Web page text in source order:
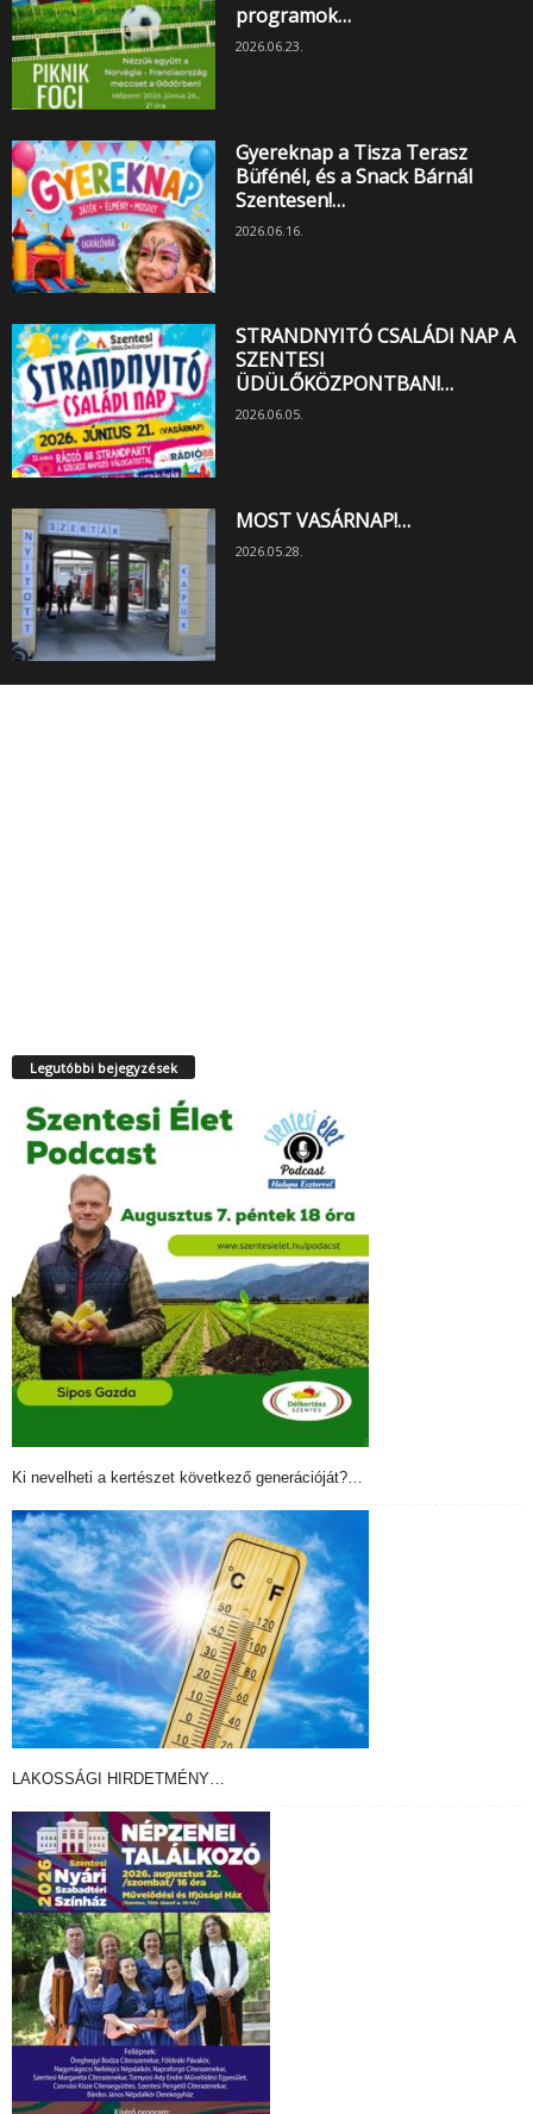
programok…
2026.06.23.
Gyereknap a Tisza Terasz
Büfénél, és a Snack Bárnál
Szentesen!…
2026.06.16.
STRANDNYITÓ CSALÁDI NAP A
SZENTESI
ÜDÜLŐKÖZPONTBAN!…
2026.06.05.
MOST VASÁRNAP!…
2026.05.28.
Legutóbbi bejegyzések
Ki nevelheti a kertészet következő generációját?…
LAKOSSÁGI HIRDETMÉNY…